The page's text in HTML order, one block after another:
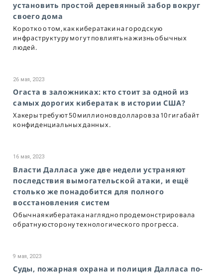
установить простой деревянный забор вокруг
своего дома
Коротко о том, как кибератаки на городскую
инфраструктуру могут повлиять на жизнь обычных
людей.
26 мая, 2023
Огаста в заложниках: кто стоит за одной из
самых дорогих кибератак в истории США?
Хакеры требуют 50 миллионов долларов за 10 гигабайт
конфиденциальных данных.
16 мая, 2023
Власти Далласа уже две недели устраняют
последствия вымогательской атаки, и ещё
столько же понадобится для полного
восстановления систем
Обычная кибератака наглядно продемонстрировала
обратную сторону технологического прогресса.
9 мая, 2023
Суды, пожарная охрана и полиция Далласа по-